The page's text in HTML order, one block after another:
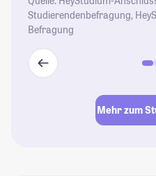
Studierendenbefragung,
Befragung
Mehr zum